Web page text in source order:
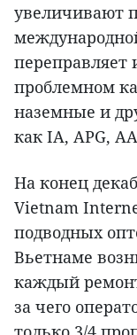
увеличивают
переправляет
проблемном
наземные и
как IA, APG,
На конец
Vietnam
подводных
Вьетнаме
каждый
за чего